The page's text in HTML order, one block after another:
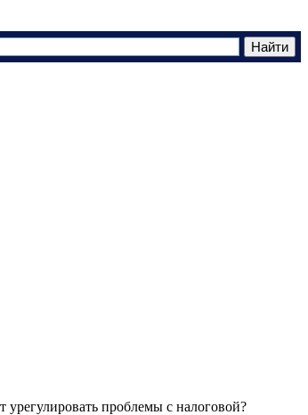
проблемы с налоговой?